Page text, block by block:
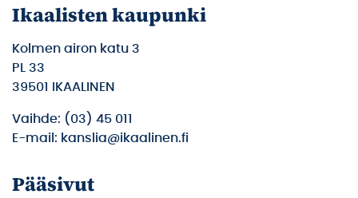
Ikaalisten kaupunki
Kolmen airon katu 3
PL 33
39501 IKAALINEN
Vaihde: (03) 45 011
E-mail: kanslia@ikaalinen.fi
Pääsivut